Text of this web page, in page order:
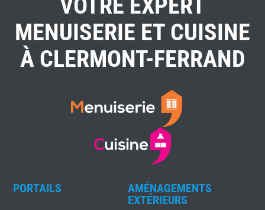
VOTRE EXPERT
MENUISERIE ET CUISINE
À CLERMONT-FERRAND
PORTAILS
AMÉNAGEMENTS
EXTÉRIEURS